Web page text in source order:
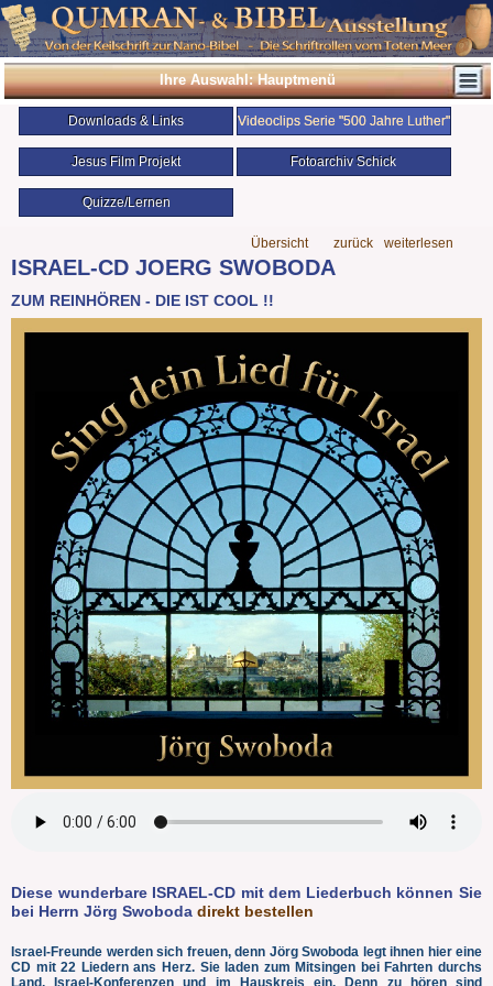
Ihre Auswahl: Hauptmenü
Downloads & Links Videoclips Serie "500 Jahre Luther"
Jesus Film Projekt Fotoarchiv Schick
Quizze/Lernen
Übersicht zurück weiterlesen
ISRAEL-CD JOERG SWOBODA
ZUM REINHÖREN - DIE IST COOL !!
Diese wunderbare ISRAEL-CD mit dem Liederbuch können Sie
bei Herrn Jörg Swoboda direkt bestellen
Israel-Freunde werden sich freuen, denn Jörg Swoboda legt ihnen hier eine
CD mit 22 Liedern ans Herz. Sie laden zum Mitsingen bei Fahrten durchs
Land, Israel-Konferenzen und im Hauskreis ein. Denn zu hören sind